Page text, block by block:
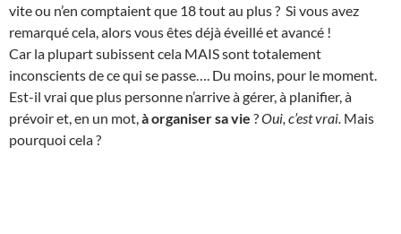
vite ou n’en comptaient que 18 tout au plus ? Si vous avez
remarqué cela, alors vous êtes déjà éveillé et avancé !
Car la plupart subissent cela MAIS sont totalement
inconscients de ce qui se passe…. Du moins, pour le moment.
Est-il vrai que plus personne n’arrive à gérer, à planifier, à
prévoir et, en un mot, à organiser sa vie ?Oui, c’est vrai. Mais
pourquoi cela ?